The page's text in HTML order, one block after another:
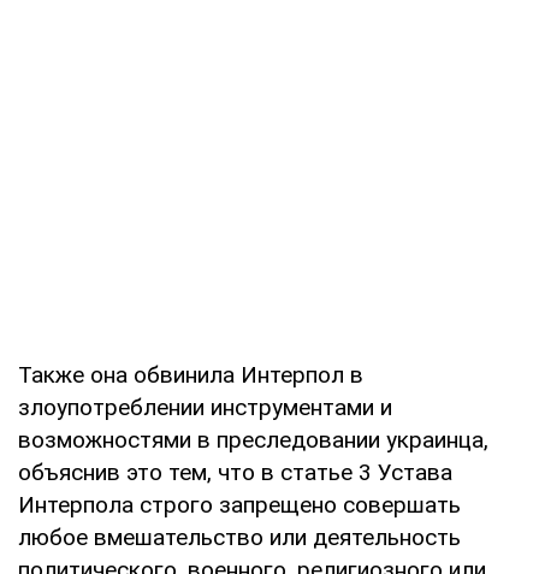
Также она обвинила Интерпол в
злоупотреблении инструментами и
возможностями в преследовании украинца,
объяснив это тем, что в статье 3 Устава
Интерпола строго запрещено совершать
любое вмешательство или деятельность